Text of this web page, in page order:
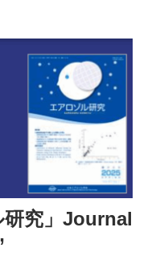
究」Journal